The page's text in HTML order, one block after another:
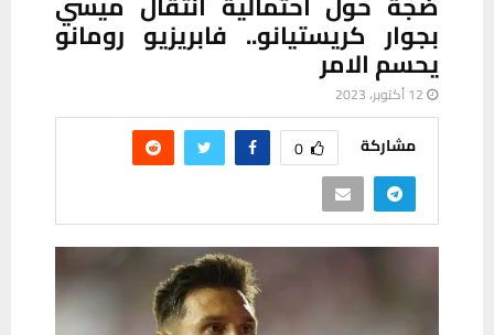
بجوار كريستيانو.. فابريزيو رومانو
يحسم الامر
12 أكتوبر، 2023
مشاركة 0